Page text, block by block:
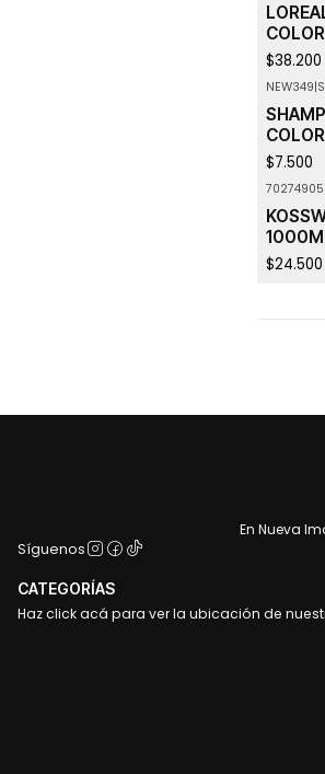
$38.200
NEW349|
$7.500
$24.500
En Nueva
Síguenos
CATEGORÍAS
Haz click acá para ver la ubicación de